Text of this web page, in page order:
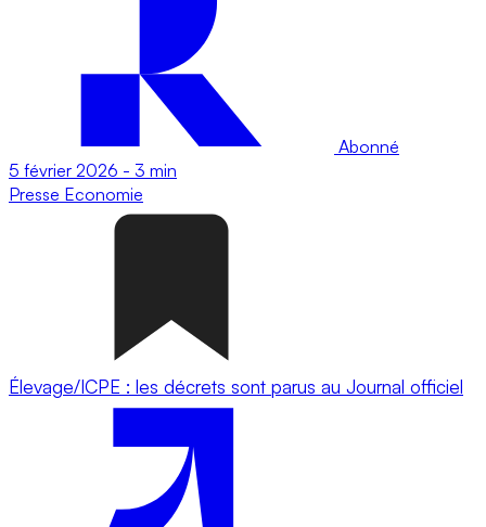
Abonné
5 février 2026 - 3 min
Presse Economie
Élevage/ICPE : les décrets sont parus au Journal officiel